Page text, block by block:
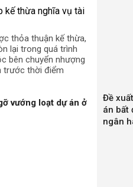
Thọ Xuân”
Thọ Xuân là:
thu cho ngân sách, tạo vốn
quyền sử dụng đất, thị
bạch, công bằng xã hội
nước và lợi ích của người
thỏa thuận kế thừa,
lại trong quá trình
bên chuyển nhượng
trước thời điểm
vướng loạt dự án ở
Đề
án bất
ngân